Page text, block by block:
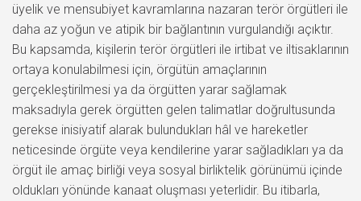
üyelik ve mensubiyet kavramlarına nazaran terör örgütleri ile
daha az yoğun ve atipik bir bağlantının vurgulandığı açıktır.
Bu kapsamda, kişilerin terör örgütleri ile irtibat ve iltisaklarının
ortaya konulabilmesi için, örgütün amaçlarının
gerçekleştirilmesi ya da örgütten yarar sağlamak
maksadıyla gerek örgütten gelen talimatlar doğrultusunda
gerekse inisiyatif alarak bulundukları hâl ve hareketler
neticesinde örgüte veya kendilerine yarar sağladıkları ya da
örgüt ile amaç birliği veya sosyal birliktelik görünümü içinde
oldukları yönünde kanaat oluşması yeterlidir. Bu itibarla,